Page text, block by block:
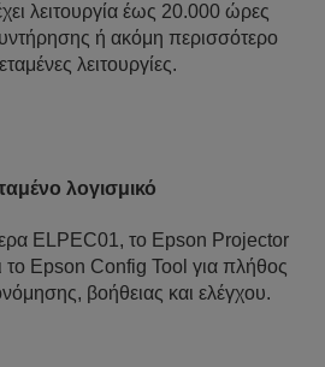
λειτουργία έως 20.000 ώρες
ή ακόμη περισσότερο
λειτουργίες.
λογισμικό
ELPEC01, το Epson Projector
το Epson Config Tool για πλήθος
βοήθειας και ελέγχου.